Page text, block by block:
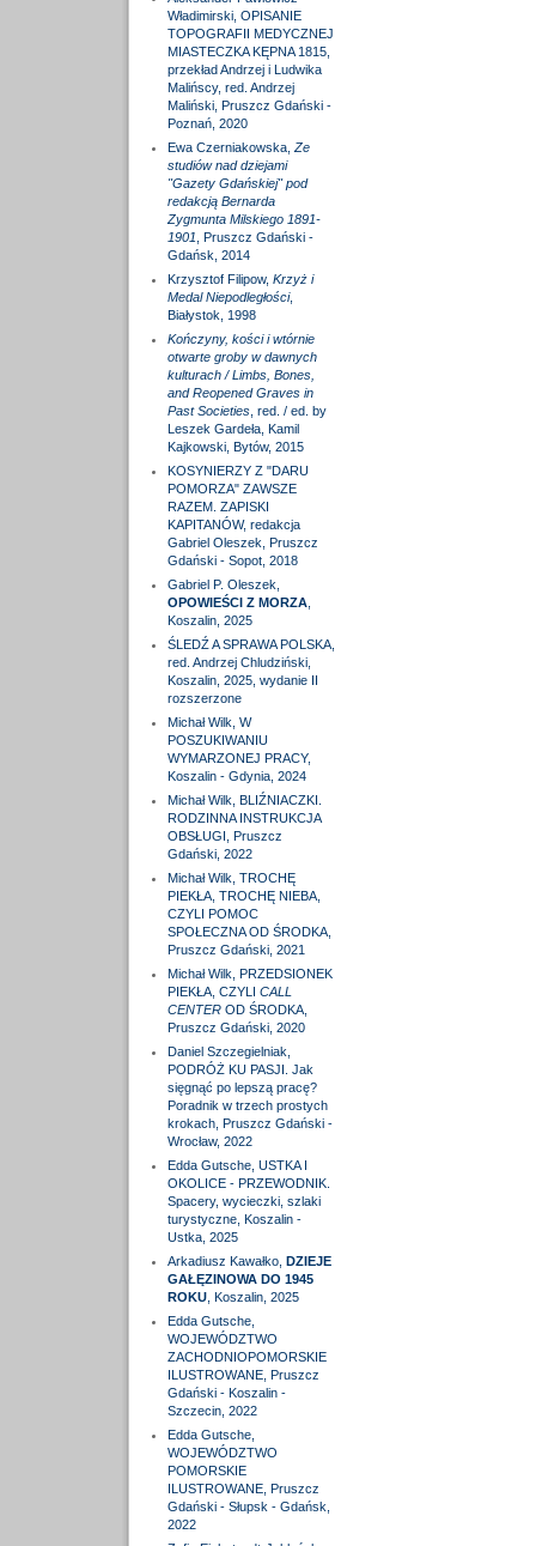
Władimirski, OPISANIE
TOPOGRAFII MEDYCZNEJ
MIASTECZKA KĘPNA 1815,
przekład Andrzej i Ludwika
Malińscy, red. Andrzej
Maliński, Pruszcz Gdański -
Poznań, 2020
Ewa Czerniakowska, Ze
studiów nad dziejami
"Gazety Gdańskiej" pod
redakcją Bernarda
Zygmunta Milskiego 1891-
1901 , Pruszcz Gdański -
Gdańsk, 2014
Krzysztof Filipow, Krzyż i
Medal Niepodległości,
Białystok, 1998
Kończyny, kości i wtórnie
otwarte groby w dawnych
kulturach / Limbs, Bones,
and Reopened Graves in
Past Societies, red. / ed. by
Leszek Gardeła, Kamil
Kajkowski, Bytów, 2015
KOSYNIERZY Z "DARU
POMORZA" ZAWSZE
RAZEM. ZAPISKI
KAPITANÓW, redakcja
Gabriel Oleszek, Pruszcz
Gdański - Sopot, 2018
Gabriel P. Oleszek,
OPOWIEŚCI Z MORZA,
Koszalin, 2025
ŚLEDŹ A SPRAWA POLSKA,
red. Andrzej Chludziński,
Koszalin, 2025, wydanie II
rozszerzone
Michał Wilk, W
POSZUKIWANIU
WYMARZONEJ PRACY,
Koszalin - Gdynia, 2024
Michał Wilk, BLIŹNIACZKI.
RODZINNA INSTRUKCJA
OBSŁUGI, Pruszcz
Gdański, 2022
Michał Wilk, TROCHĘ
PIEKŁA, TROCHĘ NIEBA,
CZYLI POMOC
SPOŁECZNA OD ŚRODKA,
Pruszcz Gdański, 2021
Michał Wilk, PRZEDSIONEK
PIEKŁA, CZYLI CALL
CENTEROD ŚRODKA,
Pruszcz Gdański, 2020
Daniel Szczegielniak,
PODRÓŻ KU PASJI. Jak
sięgnąć po lepszą pracę?
Poradnik w trzech prostych
krokach, Pruszcz Gdański -
Wrocław, 2022
Edda Gutsche, USTKA I
OKOLICE - PRZEWODNIK.
Spacery, wycieczki, szlaki
turystyczne, Koszalin -
Ustka, 2025
Arkadiusz Kawałko, DZIEJE
GAŁĘZINOWA DO 1945
ROKU, Koszalin, 2025
Edda Gutsche,
WOJEWÓDZTWO
ZACHODNIOPOMORSKIE
ILUSTROWANE, Pruszcz
Gdański - Koszalin -
Szczecin, 2022
Edda Gutsche,
WOJEWÓDZTWO
POMORSKIE
ILUSTROWANE, Pruszcz
Gdański - Słupsk - Gdańsk,
2022